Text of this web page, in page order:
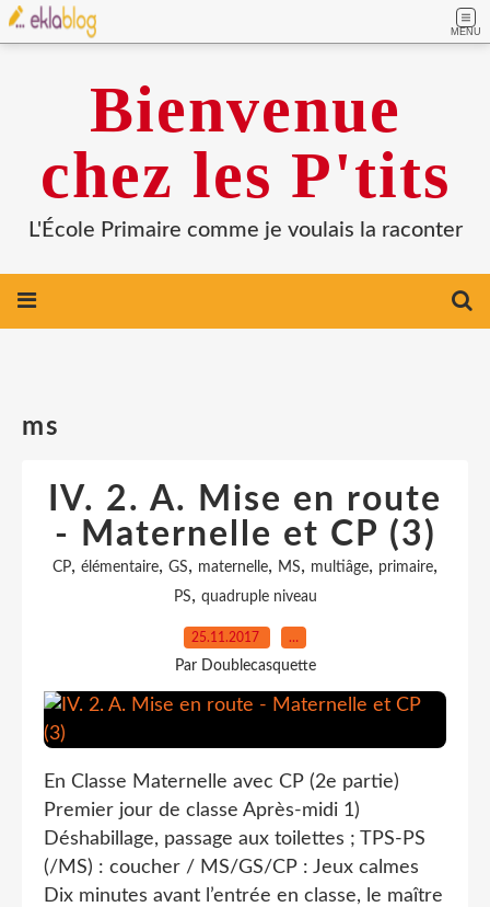
MENU
Bienvenue
chez les P'tits
L'École Primaire comme je voulais la raconter
ms
IV. 2. A. Mise en route
- Maternelle et CP (3)
CP, élémentaire, GS, maternelle, MS, multiâge, primaire,
PS, quadruple niveau
25.11.2017 …
Par Doublecasquette
En Classe Maternelle avec CP (2e partie)
Premier jour de classe Après-midi 1)
Déshabillage, passage aux toilettes ; TPS-PS
(/MS) : coucher / MS/GS/CP : Jeux calmes
Dix minutes avant l’entrée en classe, le maître